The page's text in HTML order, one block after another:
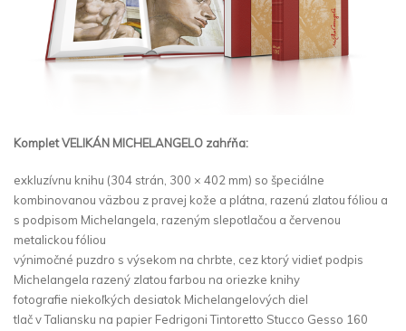
Komplet VELIKÁN MICHELANGELO zahŕňa:
exkluzívnu knihu (304 strán, 300 × 402 mm) so špeciálne
kombinovanou väzbou z pravej kože a plátna, razenú zlatou fóliou a
s podpisom Michelangela, razeným slepotlačou a červenou
metalickou fóliou
výnimočné puzdro s výsekom na chrbte, cez ktorý vidieť podpis
Michelangela razený zlatou farbou na oriezke knihy
fotografie niekoľkých desiatok Michelangelových diel
tlač v Taliansku na papier Fedrigoni Tintoretto Stucco Gesso 160